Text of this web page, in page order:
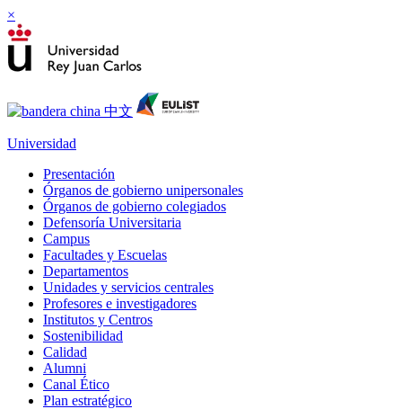
×
Universidad
Presentación
Órganos de gobierno unipersonales
Órganos de gobierno colegiados
Defensoría Universitaria
Campus
Facultades y Escuelas
Departamentos
Unidades y servicios centrales
Profesores e investigadores
Institutos y Centros
Sostenibilidad
Calidad
Alumni
Canal Ético
Plan estratégico